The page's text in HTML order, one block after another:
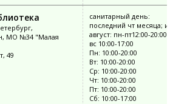
МО №34 "Малая
49
санитарный день:
последний чт месяца;
август: пн-пт12:00-20:00,
вс 10:00-17:00
Пн: 10:00-20:00
Вт: 10:00-20:00
Ср: 10:00-20:00
Чт: 10:00-20:00
Пт: 10:00-20:00
Сб: 10:00-17:00